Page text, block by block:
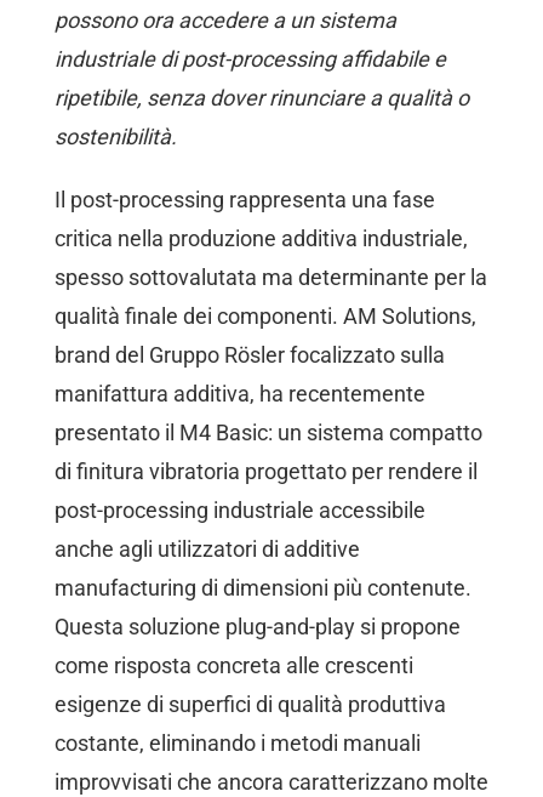
possono ora accedere a un sistema
industriale di post-processing affidabile e
ripetibile, senza dover rinunciare a qualità o
sostenibilità.
Il post-processing rappresenta una fase
critica nella produzione additiva industriale,
spesso sottovalutata ma determinante per la
qualità finale dei componenti. AM Solutions,
brand del Gruppo Rösler focalizzato sulla
manifattura additiva, ha recentemente
presentato il M4 Basic: un sistema compatto
di finitura vibratoria progettato per rendere il
post-processing industriale accessibile
anche agli utilizzatori di additive
manufacturing di dimensioni più contenute.
Questa soluzione plug-and-play si propone
come risposta concreta alle crescenti
esigenze di superfici di qualità produttiva
costante, eliminando i metodi manuali
improvvisati che ancora caratterizzano molte